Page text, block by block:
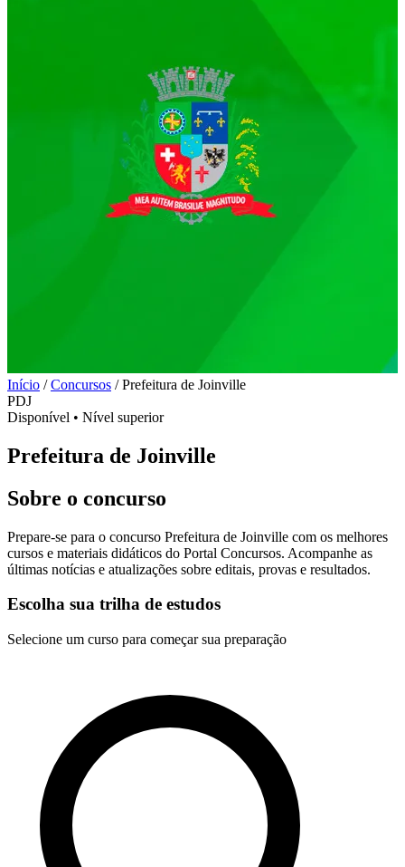
Início / Concursos / Prefeitura de Joinville
PDJ
Disponível • Nível superior
Prefeitura de Joinville
Sobre o concurso
Prepare-se para o concurso Prefeitura de Joinville com os melhores
cursos e materiais didáticos do Portal Concursos. Acompanhe as
últimas notícias e atualizações sobre editais, provas e resultados.
Escolha sua trilha de estudos
Selecione um curso para começar sua preparação